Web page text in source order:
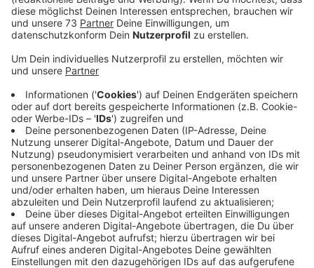
Veröffentlicht:Dienstag, 21.11.2023 05:43
Nachteil gegenüber Lieferdiensten
Anzeige
Der Deutsche Hotel- und Gaststättenverband
befürchtet ein weiteres Gaststättensterben. Mit bis
zu 2.200 Schließungen in NRW rechnet der Verband.
Erst Corona-Krise, dann fehlende Arbeitskräfte,
schließlich höhere Energie- und Lieferpreise - dazu
haben die potentiellen Gäste weniger Geld in der